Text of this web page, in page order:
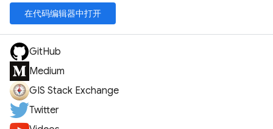
在代码编辑器中打开
GitHub
Medium
GIS Stack Exchange
Twitter